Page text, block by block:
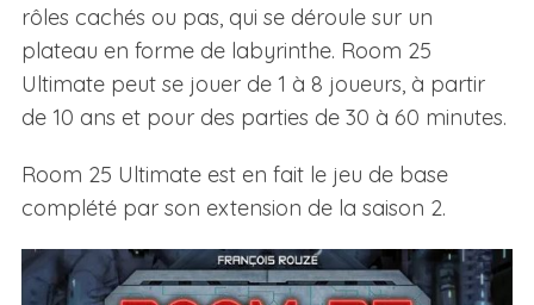
rôles cachés ou pas, qui se déroule sur un
plateau en forme de labyrinthe. Room 25
Ultimate peut se jouer de 1 à 8 joueurs, à partir
de 10 ans et pour des parties de 30 à 60 minutes.
Room 25 Ultimate est en fait le jeu de base
complété par son extension de la saison 2.